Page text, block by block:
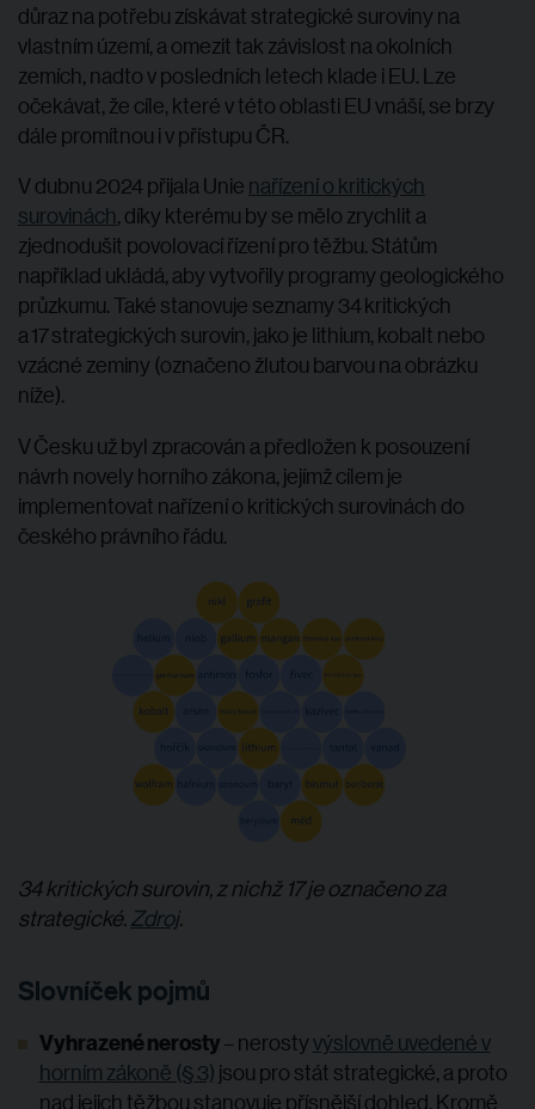
důraz na potřebu získávat strategické suroviny na
vlastním území, a omezit tak závislost na okolních
zemích, nadto v posledních letech klade i EU. Lze
očekávat, že cíle, které v této oblasti EU vnáší, se brzy
dále promítnou i v přístupu ČR.
V dubnu 2024 přijala Unie nařízení o kritických
surovinách, díky kterému by se mělo zrychlit a
zjednodušit povolovací řízení pro těžbu. Státům
například ukládá, aby vytvořily programy geologického
průzkumu. Také stanovuje seznamy 34 kritických
a 17 strategických surovin, jako je lithium, kobalt nebo
vzácné zeminy (označeno žlutou barvou na obrázku
níže).
V Česku už byl zpracován a předložen k posouzení
návrh novely horního zákona, jejímž cílem je
implementovat nařízení o kritických surovinách do
českého právního řádu.
34 kritických surovin, z nichž 17 je označeno za
strategické.Zdroj.
Slovníček pojmů
Vyhrazené nerosty– nerostyvýslovně uvedené v
horním zákoně (§ 3) jsou pro stát strategické, a proto
nad jejich těžbou stanovuje přísnější dohled. Kromě